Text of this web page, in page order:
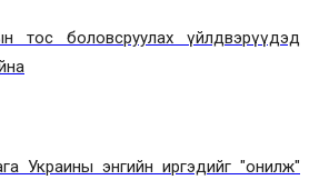
тос боловсруулах үйлдвэрүүдэд
Украины энгийн иргэдийг "онилж"